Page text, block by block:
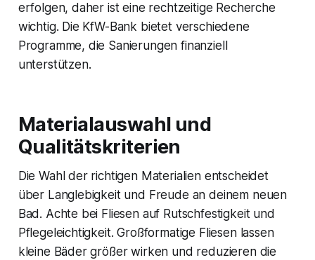
erfolgen, daher ist eine rechtzeitige Recherche
wichtig. Die KfW-Bank bietet verschiedene
Programme, die Sanierungen finanziell
unterstützen.
Materialauswahl und
Qualitätskriterien
Die Wahl der richtigen Materialien entscheidet
über Langlebigkeit und Freude an deinem neuen
Bad. Achte bei Fliesen auf Rutschfestigkeit und
Pflegeleichtigkeit. Großformatige Fliesen lassen
kleine Bäder größer wirken und reduzieren die